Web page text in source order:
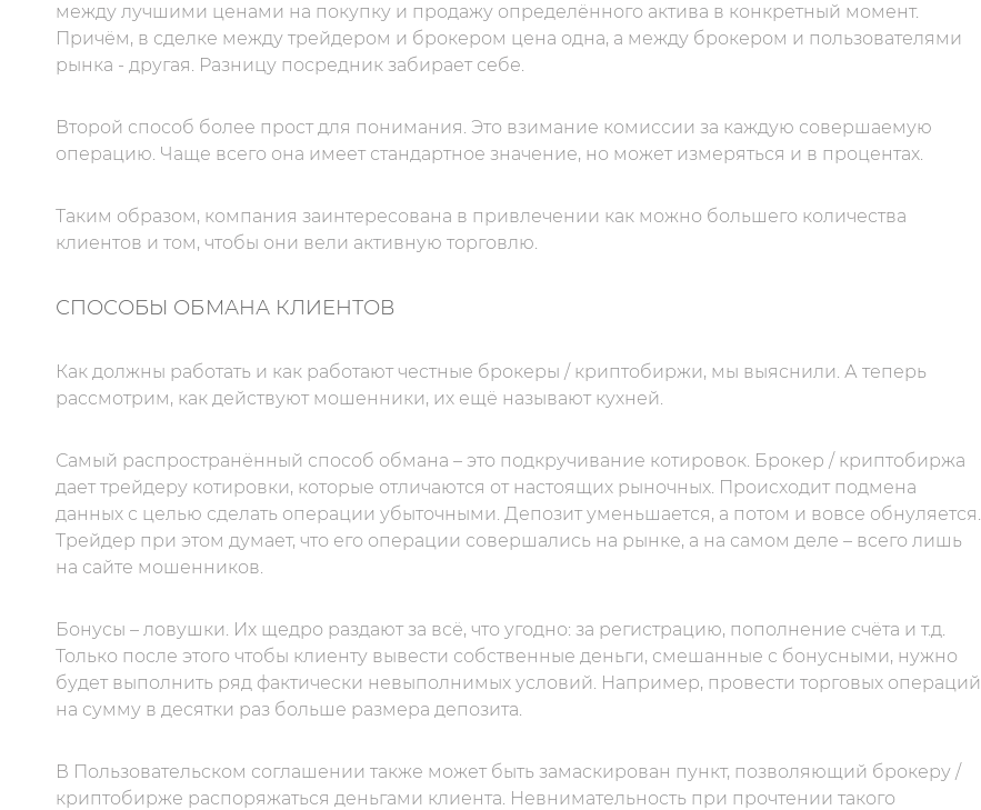
между лучшими ценами на покупку и продажу определённого актива в конкретный момент.
Причём, в сделке между трейдером и брокером цена одна, а между брокером и пользователями
рынка - другая. Разницу посредник забирает себе.
Второй способ более прост для понимания. Это взимание комиссии за каждую совершаемую
операцию. Чаще всего она имеет стандартное значение, но может измеряться и в процентах.
Таким образом, компания заинтересована в привлечении как можно большего количества
клиентов и том, чтобы они вели активную торговлю.
СПОСОБЫ ОБМАНА КЛИЕНТОВ
Как должны работать и как работают честные брокеры / криптобиржи, мы выяснили. А теперь
рассмотрим, как действуют мошенники, их ещё называют кухней.
Самый распространённый способ обмана – это подкручивание котировок. Брокер / криптобиржа
дает трейдеру котировки, которые отличаются от настоящих рыночных. Происходит подмена
данных с целью сделать операции убыточными. Депозит уменьшается, а потом и вовсе обнуляется.
Трейдер при этом думает, что его операции совершались на рынке, а на самом деле – всего лишь
на сайте мошенников.
Бонусы – ловушки. Их щедро раздают за всё, что угодно: за регистрацию, пополнение счёта и т.д.
Только после этого чтобы клиенту вывести собственные деньги, смешанные с бонусными, нужно
будет выполнить ряд фактически невыполнимых условий. Например, провести торговых операций
на сумму в десятки раз больше размера депозита.
В Пользовательском соглашении также может быть замаскирован пункт, позволяющий брокеру /
криптобирже распоряжаться деньгами клиента. Невнимательность при прочтении такого